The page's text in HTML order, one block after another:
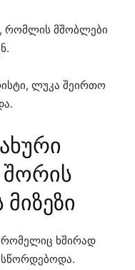
რომლის მშობლები
ლუკა შეირთო
რომელიც ხშირად